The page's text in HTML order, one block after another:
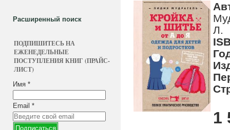
Расширенный поиск
ПОДПИШИТЕСЬ НА
ЕЖЕНЕДЕЛЬНЫЕ
ПОСТУПЛЕНИЯ КНИГ (ПРАЙС-
ЛИСТ)
Имя *
Email *
Л.
1